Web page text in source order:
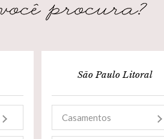
São Paulo Litoral
Casamentos